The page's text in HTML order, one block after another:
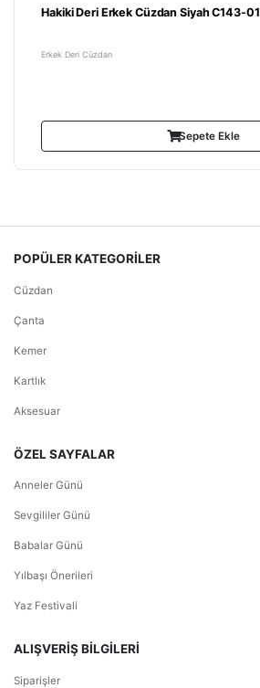
Hakiki Deri Erkek Cüzdan Siyah C143-01
Erkek Deri Cüzdan
Sepete Ekle
POPÜLER KATEGORİLER
Cüzdan
Çanta
Kemer
Kartlık
Aksesuar
ÖZEL SAYFALAR
Anneler Günü
Sevgililer Günü
Babalar Günü
Yılbaşı Önerileri
Yaz Festivali
ALIŞVERİŞ BİLGİLERİ
Siparişler